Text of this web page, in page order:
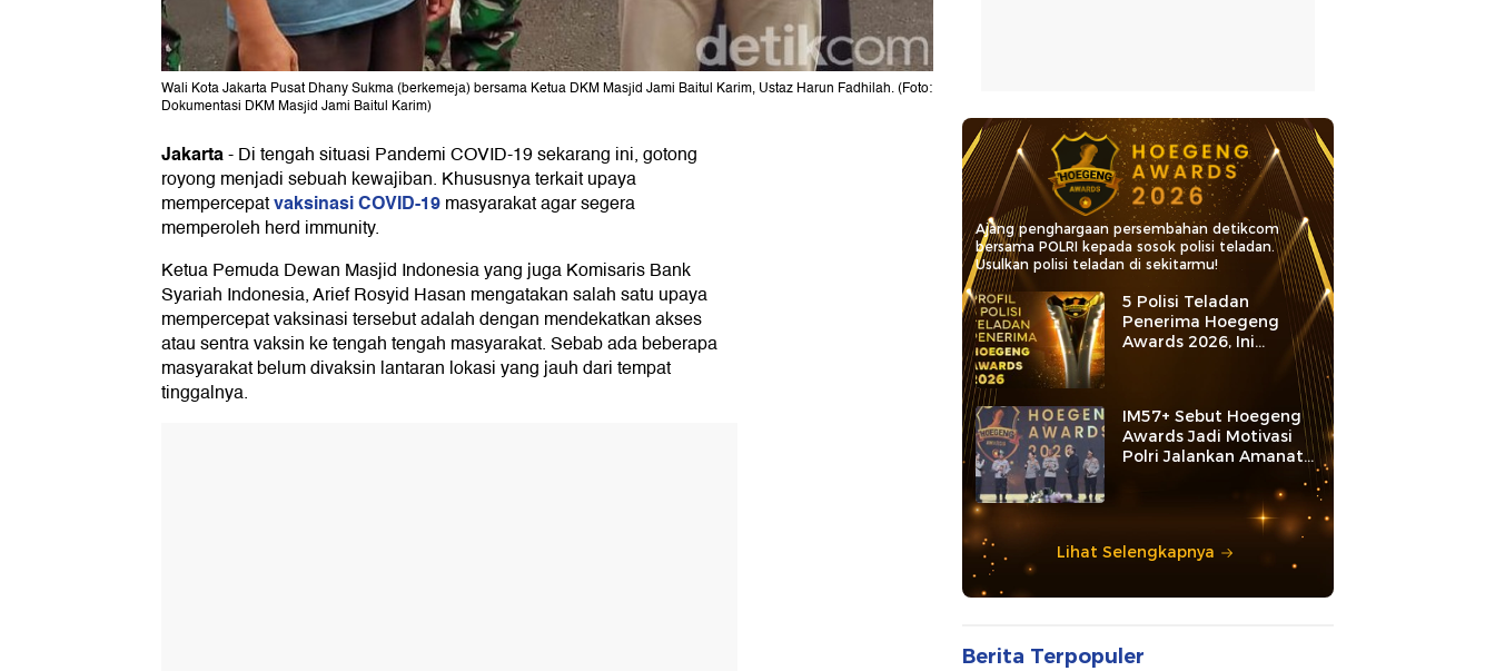
Wali Kota Jakarta Pusat Dhany Sukma (berkemeja) bersama Ketua DKM Masjid Jami Baitul Karim, Ustaz Harun Fadhilah. (Foto:
Dokumentasi DKM Masjid Jami Baitul Karim)
Jakarta-Di tengah situasi Pandemi COVID-19 sekarang ini, gotong
royong menjadi sebuah kewajiban. Khususnya terkait upaya
mempercepatvaksinasi COVID-19masyarakat agar segera
memperoleh herd immunity.
Ketua Pemuda Dewan Masjid Indonesia yang juga Komisaris Bank
Syariah Indonesia, Arief Rosyid Hasan mengatakan salah satu upaya
mempercepat vaksinasi tersebut adalah dengan mendekatkan akses
atau sentra vaksin ke tengah tengah masyarakat. Sebab ada beberapa
masyarakat belum divaksin lantaran lokasi yang jauh dari tempat
tinggalnya.
Ajang penghargaan persembahan detikcom
bersama POLRI kepada sosok polisi teladan.
Usulkan polisi teladan di sekitarmu!
5 Polisi Teladan
Penerima Hoegeng
Awards 2026, Ini
Kategori dan Kiprahnya
IM57+ Sebut Hoegeng
Awards Jadi Motivasi
Polri Jalankan Amanat
Lihat Selengkapnya
Berita Terpopuler